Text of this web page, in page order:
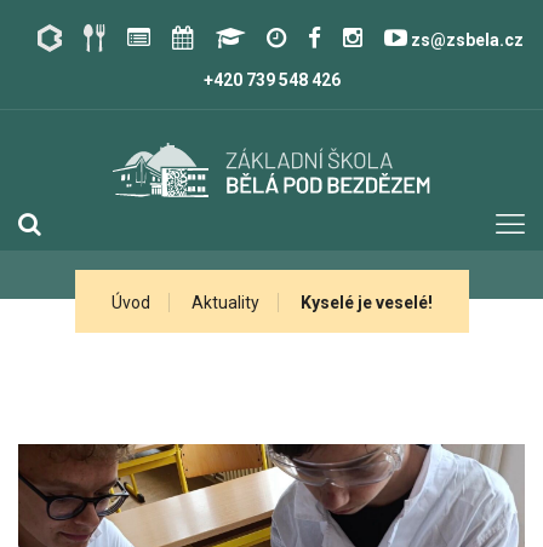
zs@zsbela.cz
+420 739 548 426
Úvod Aktuality Kyselé je veselé!